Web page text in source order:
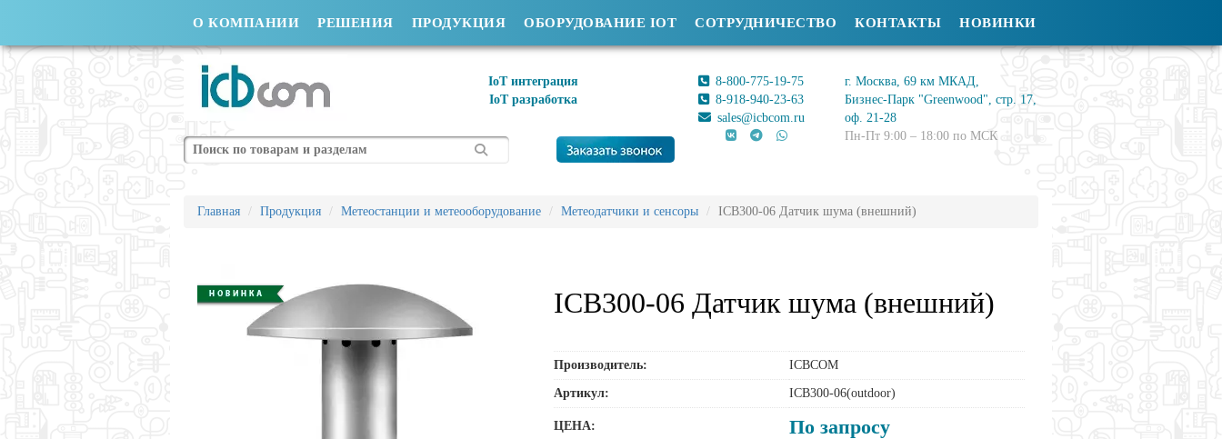
О КОМПАНИИ РЕШЕНИЯ ПРОДУКЦИЯ ОБОРУДОВАНИЕ IOT СОТРУДНИЧЕСТВО КОНТАКТЫ НОВИНКИ
IoT интеграция
IoT разработка
Поиск
8-800-775-19-75
8-918-940-23-63
sales@icbcom.ru
г. Москва, 69 км МКАД,
Бизнес-Парк "Greenwood", стр. 17,
оф. 21-28
Пн-Пт 9:00 – 18:00 по МСК
Главная Продукция Метеостанции и метеооборудование Метеодатчики и сенсоры ICB300-06 Датчик шума (внешний)
ICB300-06 Датчик шума (внешний)
Производитель: ICBCOM
Артикул: ICB300-06(outdoor)
ЦЕНА: По запросу